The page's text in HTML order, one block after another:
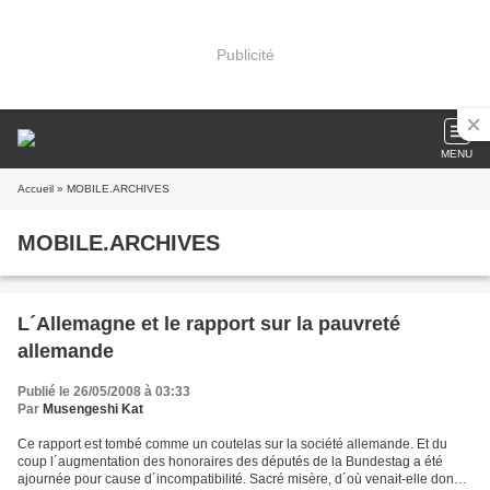
Publicité
MENU
Accueil » MOBILE.ARCHIVES
MOBILE.ARCHIVES
L´Allemagne et le rapport sur la pauvreté
allemande
Publié le 26/05/2008 à 03:33
Par Musengeshi Kat
Ce rapport est tombé comme un coutelas sur la société allemande. Et du
coup l´augmentation des honoraires des députés de la Bundestag a été
ajournée pour cause d´incompatibilité. Sacré misère, d´où venait-elle donc ?